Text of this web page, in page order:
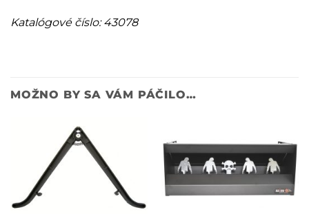
Katalógové číslo: 43078
MOŽNO BY SA VÁM PÁČILO…